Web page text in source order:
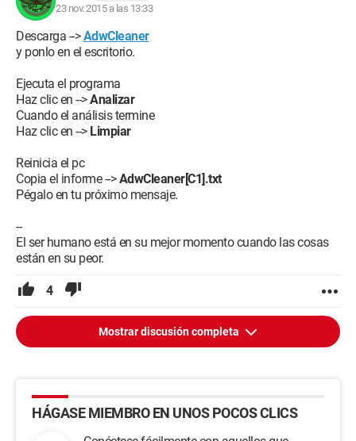
23 nov. 2015 a las 13:33
Descarga -->AdwCleaner
y ponlo en el escritorio.
Ejecuta el programa
Haz clic en -->Analizar
Cuando el análisis termine
Haz clic en --> Limpiar
Reinicia el pc
Copia el informe -->AdwCleaner[C1].txt
Pégalo en tu próximo mensaje.
--
El ser humano está en su mejor momento cuando las cosas
están en su peor.
4
Mostrar discusión completa
HÁGASE MIEMBRO EN UNOS POCOS CLICS